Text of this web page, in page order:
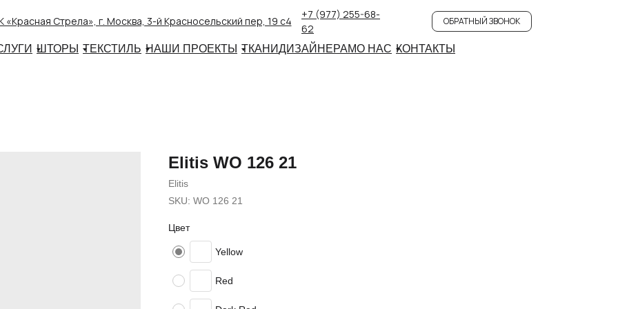
ШТОРЫ ТЕКСТИЛЬ НАШИ ПРОЕКТЫ ТКАНИДИЗАЙНЕРАМО НАС КОНТАКТЫ
+7 (977) 255-68-
62
ОБРАТНЫЙ ЗВОНОК
«Красная Стрела», г. Москва, 3-й Красносельский пер, 19 с4
Elitis WO 126 21
Elitis
SKU: WO 126 21
Цвет
Yellow
Red